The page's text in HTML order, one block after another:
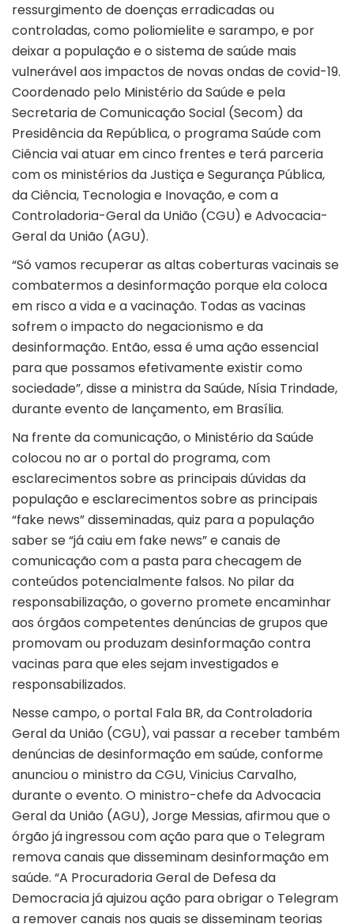
ressurgimento de doenças erradicadas ou
controladas, como poliomielite e sarampo, e por
deixar a população e o sistema de saúde mais
vulnerável aos impactos de novas ondas de covid-19.
Coordenado pelo Ministério da Saúde e pela
Secretaria de Comunicação Social (Secom) da
Presidência da República, o programa Saúde com
Ciência vai atuar em cinco frentes e terá parceria
com os ministérios da Justiça e Segurança Pública,
da Ciência, Tecnologia e Inovação, e com a
Controladoria-Geral da União (CGU) e Advocacia-
Geral da União (AGU).
“Só vamos recuperar as altas coberturas vacinais se
combatermos a desinformação porque ela coloca
em risco a vida e a vacinação. Todas as vacinas
sofrem o impacto do negacionismo e da
desinformação. Então, essa é uma ação essencial
para que possamos efetivamente existir como
sociedade”, disse a ministra da Saúde, Nísia Trindade,
durante evento de lançamento, em Brasília.
Na frente da comunicação, o Ministério da Saúde
colocou no ar o portal do programa, com
esclarecimentos sobre as principais dúvidas da
população e esclarecimentos sobre as principais
“fake news” disseminadas, quiz para a população
saber se “já caiu em fake news” e canais de
comunicação com a pasta para checagem de
conteúdos potencialmente falsos. No pilar da
responsabilização, o governo promete encaminhar
aos órgãos competentes denúncias de grupos que
promovam ou produzam desinformação contra
vacinas para que eles sejam investigados e
responsabilizados.
Nesse campo, o portal Fala BR, da Controladoria
Geral da União (CGU), vai passar a receber também
denúncias de desinformação em saúde, conforme
anunciou o ministro da CGU, Vinicius Carvalho,
durante o evento. O ministro-chefe da Advocacia
Geral da União (AGU), Jorge Messias, afirmou que o
órgão já ingressou com ação para que o Telegram
remova canais que disseminam desinformação em
saúde. “A Procuradoria Geral de Defesa da
Democracia já ajuizou ação para obrigar o Telegram
a remover canais nos quais se disseminam teorias